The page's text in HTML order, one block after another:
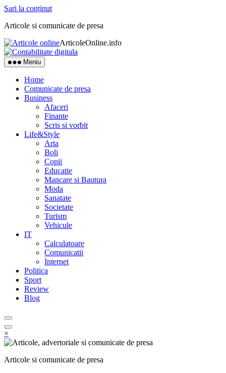
Sari la conținut
Articole si comunicate de presa
ArticoleOnline.info
Meniu
Home
Comunicate de presa
Business
Afaceri
Finante
Scris si vorbit
Life&Style
Arta
Boli
Copii
Educatie
Mancare si Bautura
Moda
Sanatate
Societate
Turism
Vehicule
IT
Calculatoare
Comunicatii
Internet
Politica
Sport
Review
Blog
×
Articole si comunicate de presa